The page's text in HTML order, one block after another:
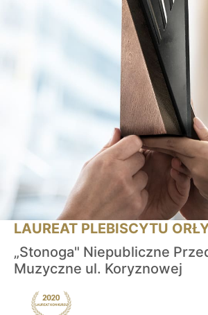
LAUREAT PLEBISCYTU
„Stonoga" Niepubliczne
Muzyczne ul. Koryznowej